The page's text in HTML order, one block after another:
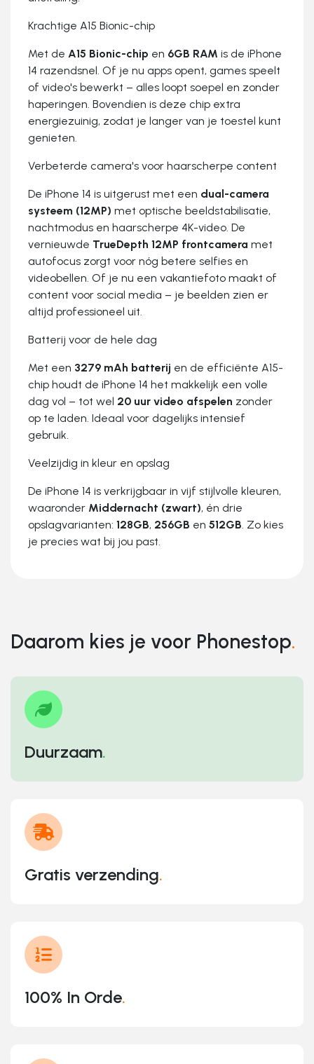
Krachtige A15 Bionic-chip
Met de A15 Bionic-chip en 6GB RAM is de iPhone
14 razendsnel. Of je nu apps opent, games speelt
of video's bewerkt – alles loopt soepel en zonder
haperingen. Bovendien is deze chip extra
energiezuinig, zodat je langer van je toestel kunt
genieten.
Verbeterde camera's voor haarscherpe content
De iPhone 14 is uitgerust met een dual-camera
systeem (12MP) met optische beeldstabilisatie,
nachtmodus en haarscherpe 4K-video. De
vernieuwde TrueDepth 12MP frontcamera met
autofocus zorgt voor nóg betere selfies en
videobellen. Of je nu een vakantiefoto maakt of
content voor social media – je beelden zien er
altijd professioneel uit.
Batterij voor de hele dag
Met een 3279 mAh batterij en de efficiënte A15-
chip houdt de iPhone 14 het makkelijk een volle
dag vol – tot wel 20 uur video afspelen zonder
op te laden. Ideaal voor dagelijks intensief
gebruik.
Veelzijdig in kleur en opslag
De iPhone 14 is verkrijgbaar in vijf stijlvolle kleuren,
waaronder Middernacht (zwart), én drie
opslagvarianten: 128GB, 256GB en 512GB. Zo kies
je precies wat bij jou past.
Daarom kies je voor Phonestop.
Duurzaam.
Gratis verzending.
100% In Orde.